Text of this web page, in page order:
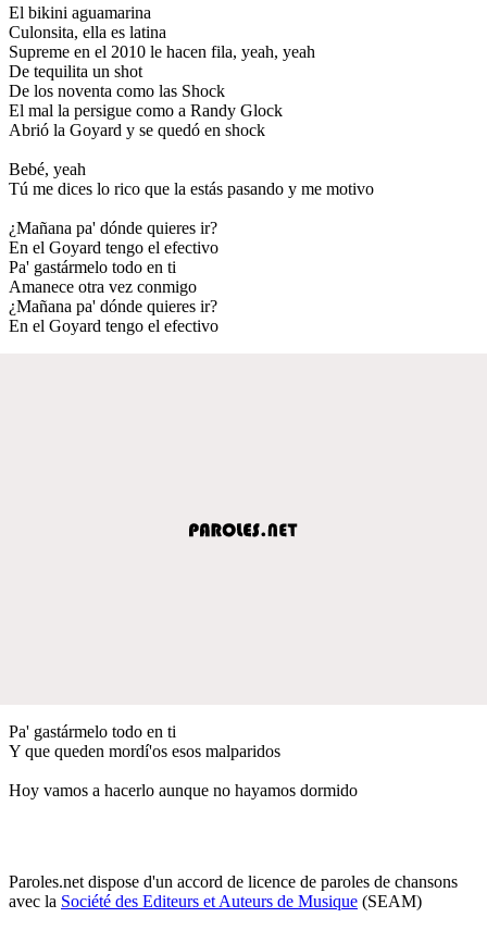
El bikini aguamarina
Culonsita, ella es latina
Supreme en el 2010 le hacen fila, yeah, yeah
De tequilita un shot
De los noventa como las Shock
El mal la persigue como a Randy Glock
Abrió la Goyard y se quedó en shock
Bebé, yeah
Tú me dices lo rico que la estás pasando y me motivo
¿Mañana pa' dónde quieres ir?
En el Goyard tengo el efectivo
Pa' gastármelo todo en ti
Amanece otra vez conmigo
¿Mañana pa' dónde quieres ir?
En el Goyard tengo el efectivo
Pa' gastármelo todo en ti
Y que queden mordí'os esos malparidos
Hoy vamos a hacerlo aunque no hayamos dormido
Paroles.net dispose d'un accord de licence de paroles de chansons
avec la Société des Editeurs et Auteurs de Musique (SEAM)